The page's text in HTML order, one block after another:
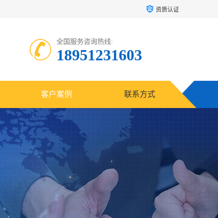
资质认证
全国服务咨询热线:
18951231603
客户案例 联系方式